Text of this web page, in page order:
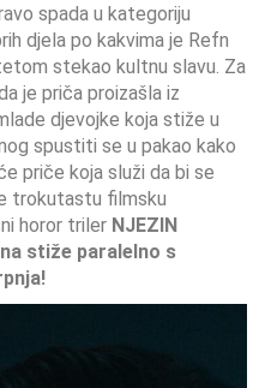
spada u kategoriju
djela po kakvima je Refn
stekao kultnu slavu. Za
je priča proizašla iz
djevojke koja stiže u
spustiti se u pakao kako
priče koja služi da bi se
trokutastu filmsku
horor triler NJEZIN
stiže paralelno s